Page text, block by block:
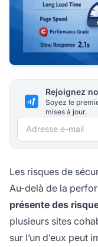
Rejoignez
Soyez le
mises à jour.
Adresse e-mail
Les risques de
Au-delà de la
présente des
plusieurs sites
sur l’un d’eux peut